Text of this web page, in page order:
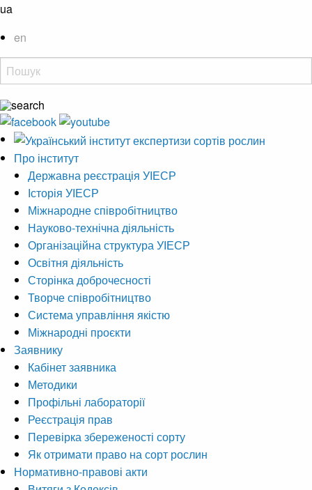
ua
en
Про інститут
Державна реєстрація УІЕСР
Історія УІЕСР
Міжнародне співробітництво
Науково-технічна діяльність
Організаційна структура УІЕСР
Освітня діяльність
Сторінка доброчесності
Творче співробітництво
Система управління якістю
Міжнародні проєкти
Заявнику
Кабінет заявника
Методики
Профільні лабораторії
Реєстрація прав
Перевірка збереженості сорту
Як отримати право на сорт рослин
Нормативно-правові акти